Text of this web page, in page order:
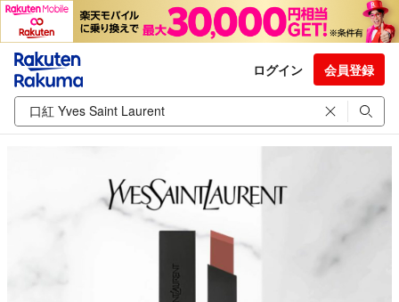
ログイン 会員登録